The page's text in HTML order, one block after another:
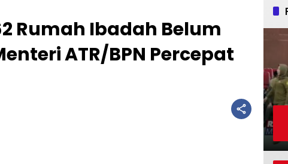
Rumah Ibadah Belum
ATR/BPN Percepat